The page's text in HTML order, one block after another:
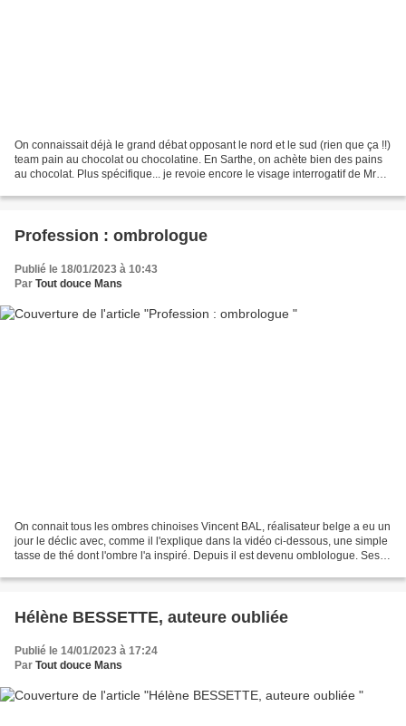
On connaissait déjà le grand débat opposant le nord et le sud (rien que ça !!)
team pain au chocolat ou chocolatine. En Sarthe, on achète bien des pains
au chocolat. Plus spécifique... je revoie encore le visage interrogatif de Mr
Profession : ombrologue
Publié le 18/01/2023 à 10:43
Par Tout douce Mans
On connait tous les ombres chinoises Vincent BAL, réalisateur belge a eu un
jour le déclic avec, comme il l'explique dans la vidéo ci-dessous, une simple
tasse de thé dont l'ombre l'a inspiré. Depuis il est devenu omblologue. Ses
Hélène BESSETTE, auteure oubliée
Publié le 14/01/2023 à 17:24
Par Tout douce Mans